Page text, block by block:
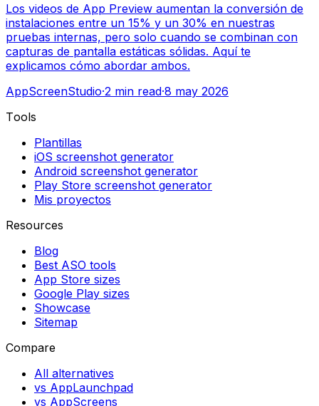
Los videos de App Preview aumentan la conversión de
instalaciones entre un 15% y un 30% en nuestras
pruebas internas, pero solo cuando se combinan con
capturas de pantalla estáticas sólidas. Aquí te
explicamos cómo abordar ambos.
AppScreenStudio·2 min read·8 may 2026
Tools
Plantillas
iOS screenshot generator
Android screenshot generator
Play Store screenshot generator
Mis proyectos
Resources
Blog
Best ASO tools
App Store sizes
Google Play sizes
Showcase
Sitemap
Compare
All alternatives
vs AppLaunchpad
vs AppScreens